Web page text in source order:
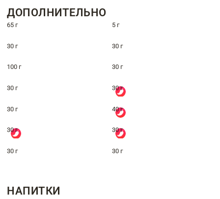
ДОПОЛНИТЕЛЬНО
65 г 5 г
30 г 30 г
100 г 30 г
30 г 30 г
30 г 40 г
30 г 30 г
30 г 30 г
НАПИТКИ